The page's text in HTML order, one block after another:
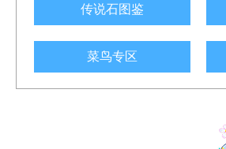
传说石图鉴
菜鸟专区